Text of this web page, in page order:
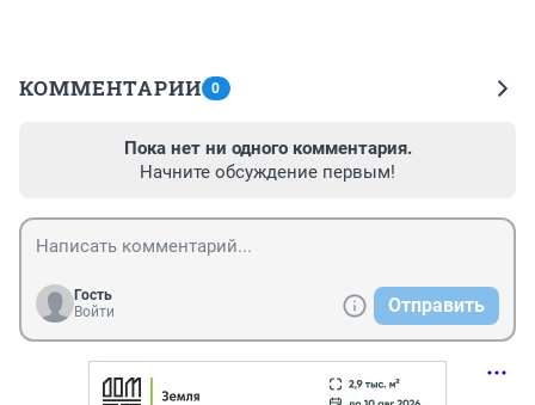
КОММЕНТАРИИ 0
Пока нет ни одного комментария.
Начните обсуждение первым!
Гость
Войти
Отправить